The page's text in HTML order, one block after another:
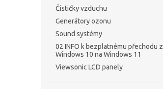
Čističky vzduchu
Generátory ozonu
Sound systémy
02 INFO k bezplatnému přechodu z
Windows 10 na Windows 11
Viewsonic LCD panely